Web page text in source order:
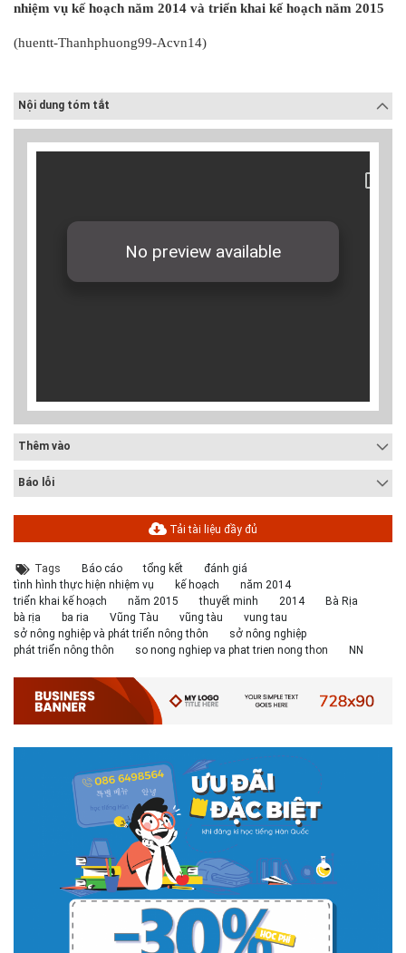
nhiệm vụ kế hoạch năm 2014 và triển khai kế hoạch năm 2015
(huentt-Thanhphuong99-Acvn14)
Nội dung tóm tắt
Thêm vào
Báo lỗi
Tải tài liệu đầy đủ
Tags Báo cáo tổng kết
đánh giá
tình hình thực hiện nhiệm vụ
kế hoạch
năm 2014
triển khai kế hoạch
năm 2015 thuyết minh 2014
Bà Rịa
bà rịa
ba ria Vũng Tàu vũng tàu
vung tau
sở nông nghiệp và phát triển nông thôn
sở nông nghiệp
phát triển nông thôn
so nong nghiep va phat trien nong thon NN
# 05.04.2025 | 17:16
Tuyển sinh 2025, Khoa kỹ thuật hạ tầng và môi trường đô thị
- Đại học Kiến trúc...
Thông tin tuyển sinh đại học 2025 Khoa kỹ thuật hạ tầng và môi trường
đô thị - Đại học Kiến trúc Hà Nội Tuyển sinh đại học với 280 chỉ tiêu, thời
gian đào tạo 4,5 năm
# 05.04.2020 | 20:30
GIAO LƯU TRỰC TUYẾN - TƯ VẤN TUYỂN SINH ĐẠI HỌC